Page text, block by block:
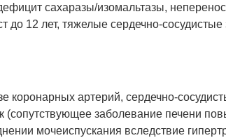
сахаразы/изомальтазы,
до 12 лет, тяжелые сердечно-
коронарных артерий, сердечно-
(сопутствующее заболевание печени
мочеиспускания вследствие